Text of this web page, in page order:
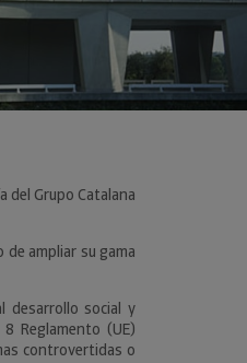
del Grupo Catalana
de ampliar su gama
desarrollo social y
Reglamento (UE)
controvertidas o